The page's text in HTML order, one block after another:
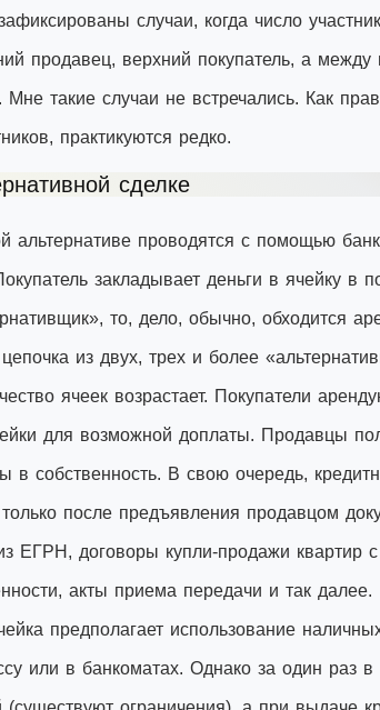
случаи, когда число
продавец, верхний покупатель, а
такие случаи не встречались. Как
практикуются редко.
сделке
альтернативе проводятся с помощью
закладывает деньги в ячейку в
то, дело, обычно, обходится
из двух, трех и более
ячеек возрастает. Покупатели
для возможной доплаты. Продавцы
в собственность. В свою очередь,
после предъявления продавцом
ЕГРН, договоры купли-продажи квартир с
акты приема передачи и так далее.
предполагает использование
или в банкоматах. Однако за один раз в